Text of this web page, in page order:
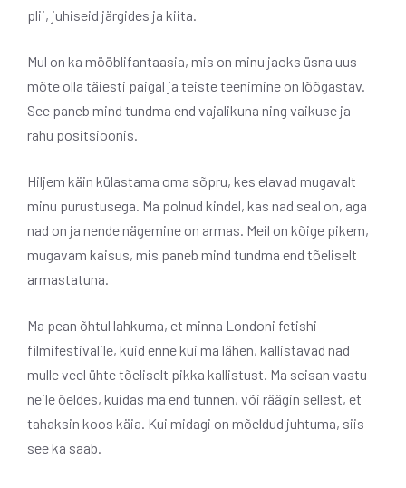
plii, juhiseid järgides ja kiita.
Mul on ka mööblifantaasia, mis on minu jaoks üsna uus –
mõte olla täiesti paigal ja teiste teenimine on lõõgastav.
See paneb mind tundma end vajalikuna ning vaikuse ja
rahu positsioonis.
Hiljem käin külastama oma sõpru, kes elavad mugavalt
minu purustusega. Ma polnud kindel, kas nad seal on, aga
nad on ja nende nägemine on armas. Meil on kõige pikem,
mugavam kaisus, mis paneb mind tundma end tõeliselt
armastatuna.
Ma pean õhtul lahkuma, et minna Londoni fetishi
filmifestivalile, kuid enne kui ma lähen, kallistavad nad
mulle veel ühte tõeliselt pikka kallistust. Ma seisan vastu
neile öeldes, kuidas ma end tunnen, või räägin sellest, et
tahaksin koos käia. Kui midagi on mõeldud juhtuma, siis
see ka saab.